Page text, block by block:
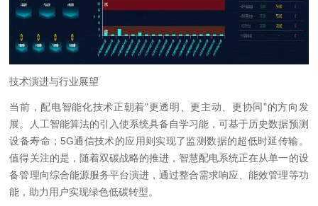
技术演进与行业展望
当前，配电智能化技术正朝着"更透明、更主动、更协同"的方向发
展。人工智能算法的引入使系统具备自学习能，可基于历史数据预测
设备寿命； 5G通信技术的应用则实现了监测数据的超低时延传输。
值得关注的是，随着双碳战略的推进，智慧配电系统正在从单一的设
备管理向综合能源服务平台演进，通过整合需求响应、能效管理等功
能，助力用户实现绿色低碳转型。